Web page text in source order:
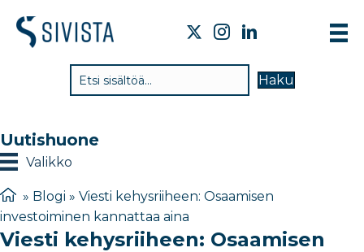
Haku
Uutishuone
Valikko
» Blogi » Viesti kehysriiheen: Osaamisen
investoiminen kannattaa aina
Viesti kehysriiheen: Osaamisen